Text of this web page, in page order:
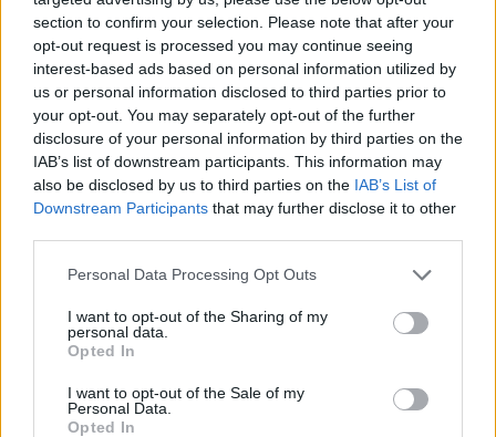
section to confirm your selection. Please note that after your
opt-out request is processed you may continue seeing
interest-based ads based on personal information utilized by
us or personal information disclosed to third parties prior to
your opt-out. You may separately opt-out of the further
disclosure of your personal information by third parties on the
IAB’s list of downstream participants. This information may
also be disclosed by us to third parties on the IAB’s List of
Downstream Participants that may further disclose it to other
Personal Data Processing Opt Outs
I want to opt-out of the Sharing of my
personal data.
Opted In
I want to opt-out of the Sale of my
Personal Data.
Opted In
båter, salgsboder, og underholdning for
store og små.
Festivalen er gratis for barn, og koster 100
kroner for besøkende over 16 år.
ARRANGEMENTER
UKATEGORISERT
SOMMER
RISØR TREBÅTFESTIVAL